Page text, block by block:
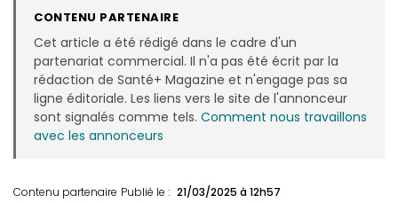
CONTENU PARTENAIRE
Cet article a été rédigé dans le cadre d'un
partenariat commercial. Il n'a pas été écrit par la
rédaction de Santé+ Magazine et n'engage pas sa
ligne éditoriale. Les liens vers le site de l'annonceur
sont signalés comme tels. Comment nous travaillons
avec les annonceurs
Contenu partenaire Publié le : 21/03/2025 à 12h57